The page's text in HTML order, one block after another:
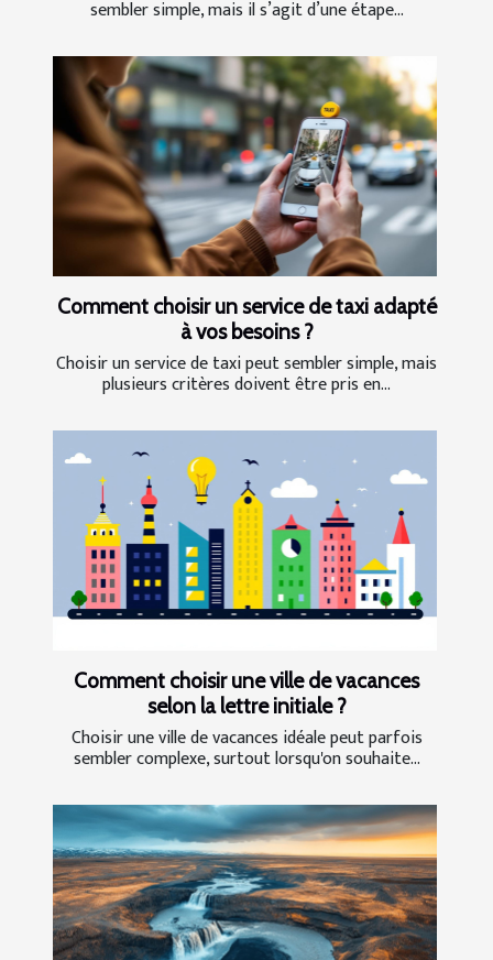
sembler simple, mais il s’agit d’une étape...
Comment choisir un service de taxi adapté
à vos besoins ?
Choisir un service de taxi peut sembler simple, mais
plusieurs critères doivent être pris en...
Comment choisir une ville de vacances
selon la lettre initiale ?
Choisir une ville de vacances idéale peut parfois
sembler complexe, surtout lorsqu'on souhaite...